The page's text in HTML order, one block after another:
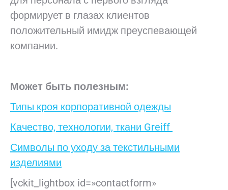
формирует в глазах клиентов
положительный имидж преуспевающей
компании.
Может быть полезным:
Типы кроя корпоративной одежды
Качество, технологии, ткани Greiff
Символы по уходу за текстильными
изделиями
[vckit_lightbox id=»contactform»